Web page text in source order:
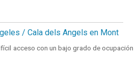
/ Cala dels Angels en Mont
acceso con un bajo grado de ocupación